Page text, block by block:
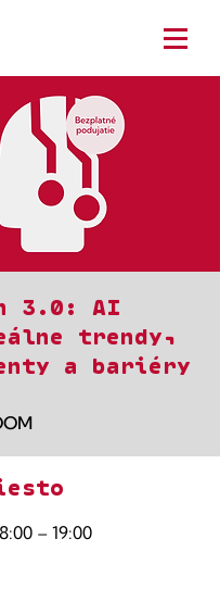
3.0: AI
trendy,
a bariéry
– 19:00